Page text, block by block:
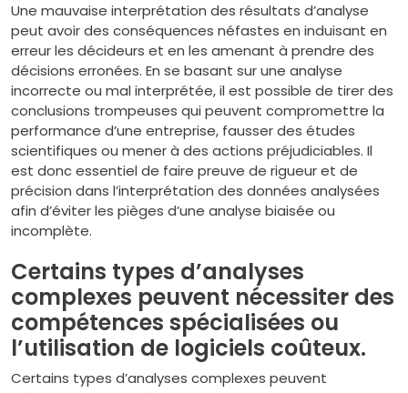
Une mauvaise interprétation des résultats d’analyse
peut avoir des conséquences néfastes en induisant en
erreur les décideurs et en les amenant à prendre des
décisions erronées. En se basant sur une analyse
incorrecte ou mal interprétée, il est possible de tirer des
conclusions trompeuses qui peuvent compromettre la
performance d’une entreprise, fausser des études
scientifiques ou mener à des actions préjudiciables. Il
est donc essentiel de faire preuve de rigueur et de
précision dans l’interprétation des données analysées
afin d’éviter les pièges d’une analyse biaisée ou
incomplète.
Certains types d’analyses
complexes peuvent nécessiter des
compétences spécialisées ou
l’utilisation de logiciels coûteux.
Certains types d’analyses complexes peuvent